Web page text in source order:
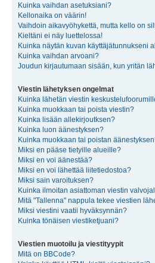
Kuinka vaihdan asetuksiani?
Kellonaika on väärin!
Vaihdoin aikavyöhykettä, mutta kello on
Kieltäni ei näy luettelossa!
Kuinka näytän kuvan käyttäjätunnukseni
Kuinka vaihdan arvoani?
Joudun kirjautumaan sisään, kun yritän
Viestin lähetyksen ongelmat
Kuinka lähetän viestin
Kuinka muokkaan tai poista viestin?
Kuinka lisään allekirjoutksen?
Kuinka luon äänestyksen?
Kuinka muokkaan tai poistan
Miksi en pääse tietyille alueille?
Miksi en voi äänestää?
Miksi en voi lähettää liitetiedostoa?
Miksi sain varoituksen?
Kuinka ilmoitan asiattoman viestin
Mitä "Tallenna" nappula tekee viestien
Miksi viestini vaatii hyväksynnän?
Kuinka tönäisen viestiketjuani?
Viestien muotoilu ja viestityypit
Mitä on BBCode?